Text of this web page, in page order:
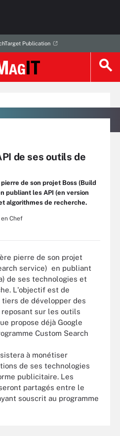
Publication
de ses outils de
de son projet Boss (Build
publiant les API (en version
algorithmes de recherche.
Chef
pierre de son projet
service) en publiant
de ses technologies et
L'objectif est de
de développer des
sur les outils
propose déjà Google
Custom Search
à monétiser
de ses technologies
publicitaire. Les
partagés entre le
souscrit au programme